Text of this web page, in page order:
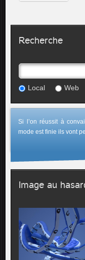
Recherche
Local Web
Si l’on réussit à
mode est finie ils vont
Image au